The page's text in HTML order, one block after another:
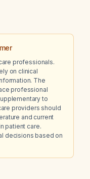
professionals.
on clinical
The
professional
to
providers should
and current
patient care.
decisions based on